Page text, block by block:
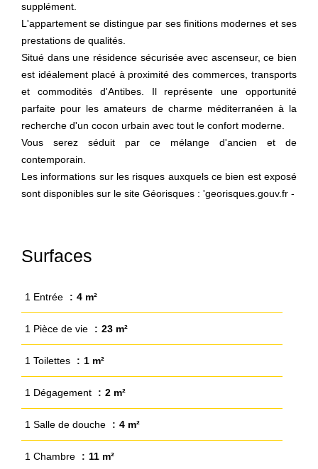
supplément.
L'appartement se distingue par ses finitions modernes et ses
prestations de qualités.
Situé dans une résidence sécurisée avec ascenseur, ce bien
est idéalement placé à proximité des commerces, transports
et commodités d'Antibes. Il représente une opportunité
parfaite pour les amateurs de charme méditerranéen à la
recherche d'un cocon urbain avec tout le confort moderne.
Vous serez séduit par ce mélange d'ancien et de
contemporain.
Les informations sur les risques auxquels ce bien est exposé
sont disponibles sur le site Géorisques : 'georisques.gouv.fr -
Surfaces
1 Entrée 4 m²
1 Pièce de vie 23 m²
1 Toilettes 1 m²
1 Dégagement 2 m²
1 Salle de douche 4 m²
1 Chambre 11 m²